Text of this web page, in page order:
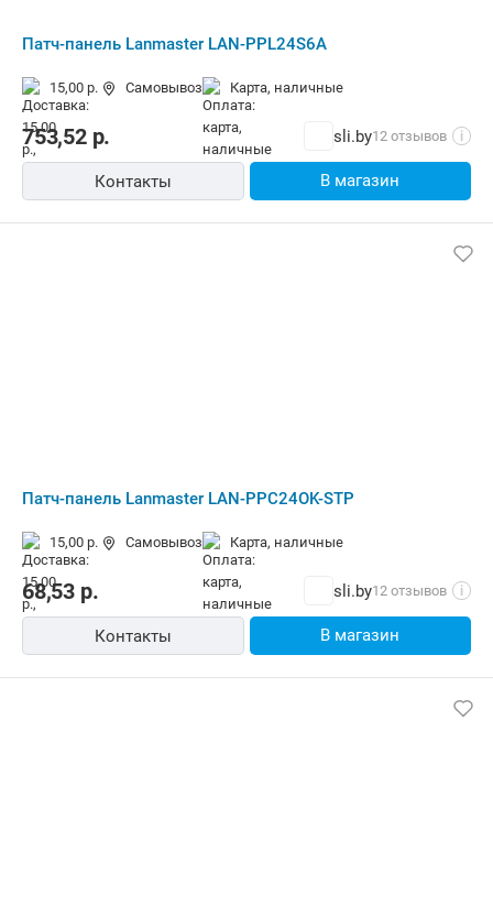
Патч-панель Lanmaster LAN-PPL24S6A
15,00 р. Самовывоз карта, наличные
753,52р. sli.by12 отзывов i
Контакты В магазин
Патч-панель Lanmaster LAN-PPC24OK-STP
15,00 р. Самовывоз карта, наличные
68,53 р. sli.by12 отзывов i
Контакты В магазин